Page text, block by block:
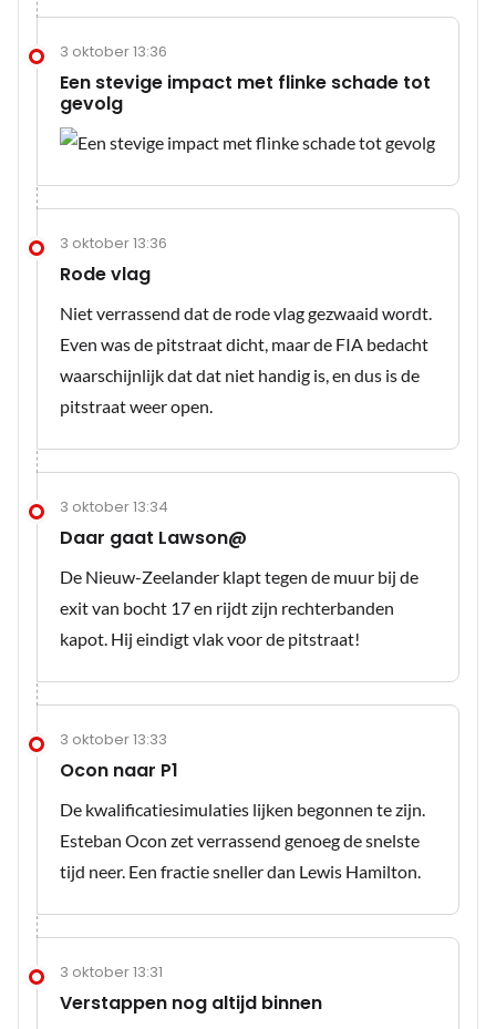
3 oktober 13:36
Een stevige impact met flinke schade tot
gevolg
3 oktober 13:36
Rode vlag
Niet verrassend dat de rode vlag gezwaaid wordt.
Even was de pitstraat dicht, maar de FIA bedacht
waarschijnlijk dat dat niet handig is, en dus is de
pitstraat weer open.
3 oktober 13:34
Daar gaat Lawson@
De Nieuw-Zeelander klapt tegen de muur bij de
exit van bocht 17 en rijdt zijn rechterbanden
kapot. Hij eindigt vlak voor de pitstraat!
3 oktober 13:33
Ocon naar P1
De kwalificatiesimulaties lijken begonnen te zijn.
Esteban Ocon zet verrassend genoeg de snelste
tijd neer. Een fractie sneller dan Lewis Hamilton.
3 oktober 13:31
Verstappen nog altijd binnen